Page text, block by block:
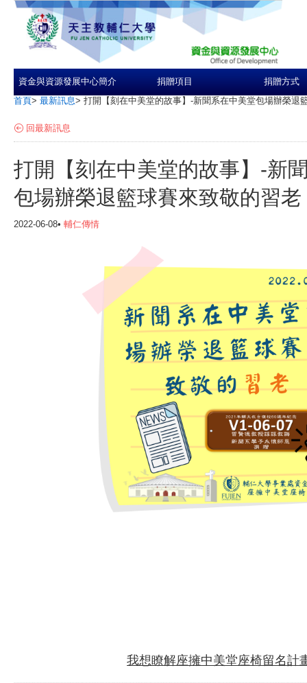
資金與資源發展中心簡介 捐贈項目 捐贈方式
首頁> 最新訊息> 打開【刻在中美堂的故事】-新聞系在中美堂包場辦榮退
回最新訊息
打開【刻在中美堂的故事】-新
包場辦榮退籃球賽來致敬的習老
2022-06-08• 輔仁傳情
我想瞭解座擁中美堂座椅留名計